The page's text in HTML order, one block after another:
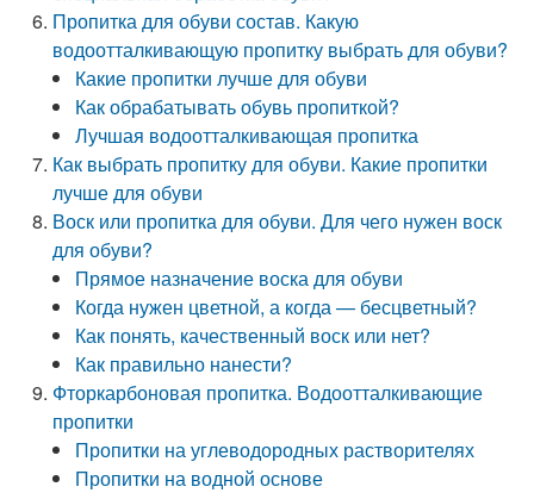
Пропитка для обуви состав. Какую
водоотталкивающую пропитку выбрать для обуви?
Какие пропитки лучше для обуви
Как обрабатывать обувь пропиткой?
Лучшая водоотталкивающая пропитка
Как выбрать пропитку для обуви. Какие пропитки
лучше для обуви
Воск или пропитка для обуви. Для чего нужен воск
для обуви?
Прямое назначение воска для обуви
Когда нужен цветной, а когда — бесцветный?
Как понять, качественный воск или нет?
Как правильно нанести?
Фторкарбоновая пропитка. Водоотталкивающие
пропитки
Пропитки на углеводородных растворителях
Пропитки на водной основе